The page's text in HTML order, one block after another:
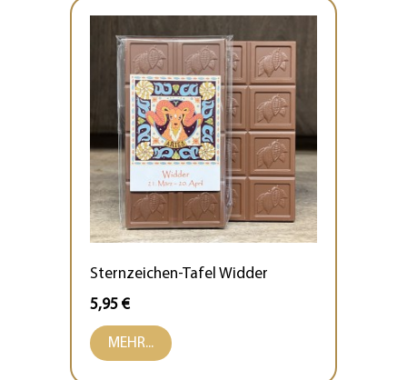
Sternzeichen-Tafel Widder
5,95 €
MEHR...